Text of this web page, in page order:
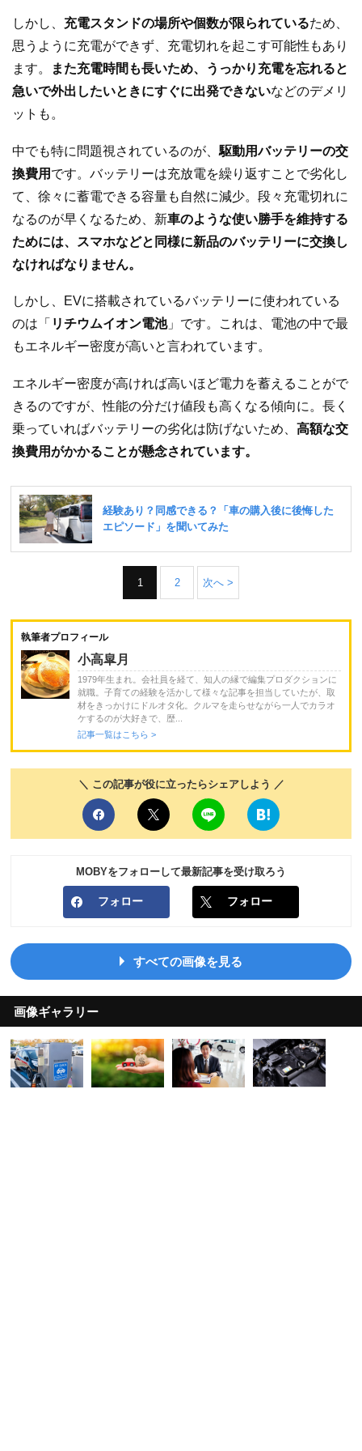
しかし、 充電スタンドの場所や個数が限られているため、
思うように充電ができず、充電切れを起こす可能性もあり
ます。
また充電時間も長いため、うっかり充電を忘れると
急いで外出したいときにすぐに出発できないなどのデメリ
ットも。
中でも特に問題視されているのが、 駆動用バッテリーの交
換費用 です。バッテリーは充放電を繰り返すことで劣化し
て、徐々に蓄電できる容量も自然に減少。段々充電切れに
なるのが早くなるため、新車のような使い勝手を維持する
ためには、スマホなどと同様に新品のバッテリーに交換し
なければなりません。
しかし、EVに搭載されているバッテリーに使われている
のは「 リチウムイオン電池」です。これは、電池の中で最
もエネルギー密度が高いと言われています。
エネルギー密度が高ければ高いほど電力を蓄えることがで
きるのですが、性能の分だけ値段も高くなる傾向に。長く
乗っていればバッテリーの劣化は防げないため、 高額な交
換費用がかかることが懸念されています。
1 2 次へ >
執筆者プロフィール
小高皐月
1979年生まれ。会社員を経て、知人の縁で編集プロダクションに
就職。子育ての経験を活かして様々な記事を担当していたが、取
材をきっかけにドルオタ化。クルマを走らせながら一人でカラオ
ケするのが大好きで、歴...
記事一覧はこちら >
＼ この記事が役に立ったらシェアしよう ／
MOBYをフォローして最新記事を受け取ろう
フォロー フォロー
すべての画像を見る
画像ギャラリー